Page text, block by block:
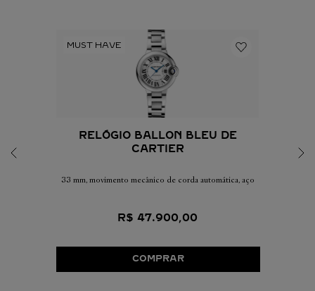
RELÓGIO BALLON BLEU DE
CARTIER
33 mm, movimento mecânico de corda automática, aço
R$ 47.900,00
COMPRAR